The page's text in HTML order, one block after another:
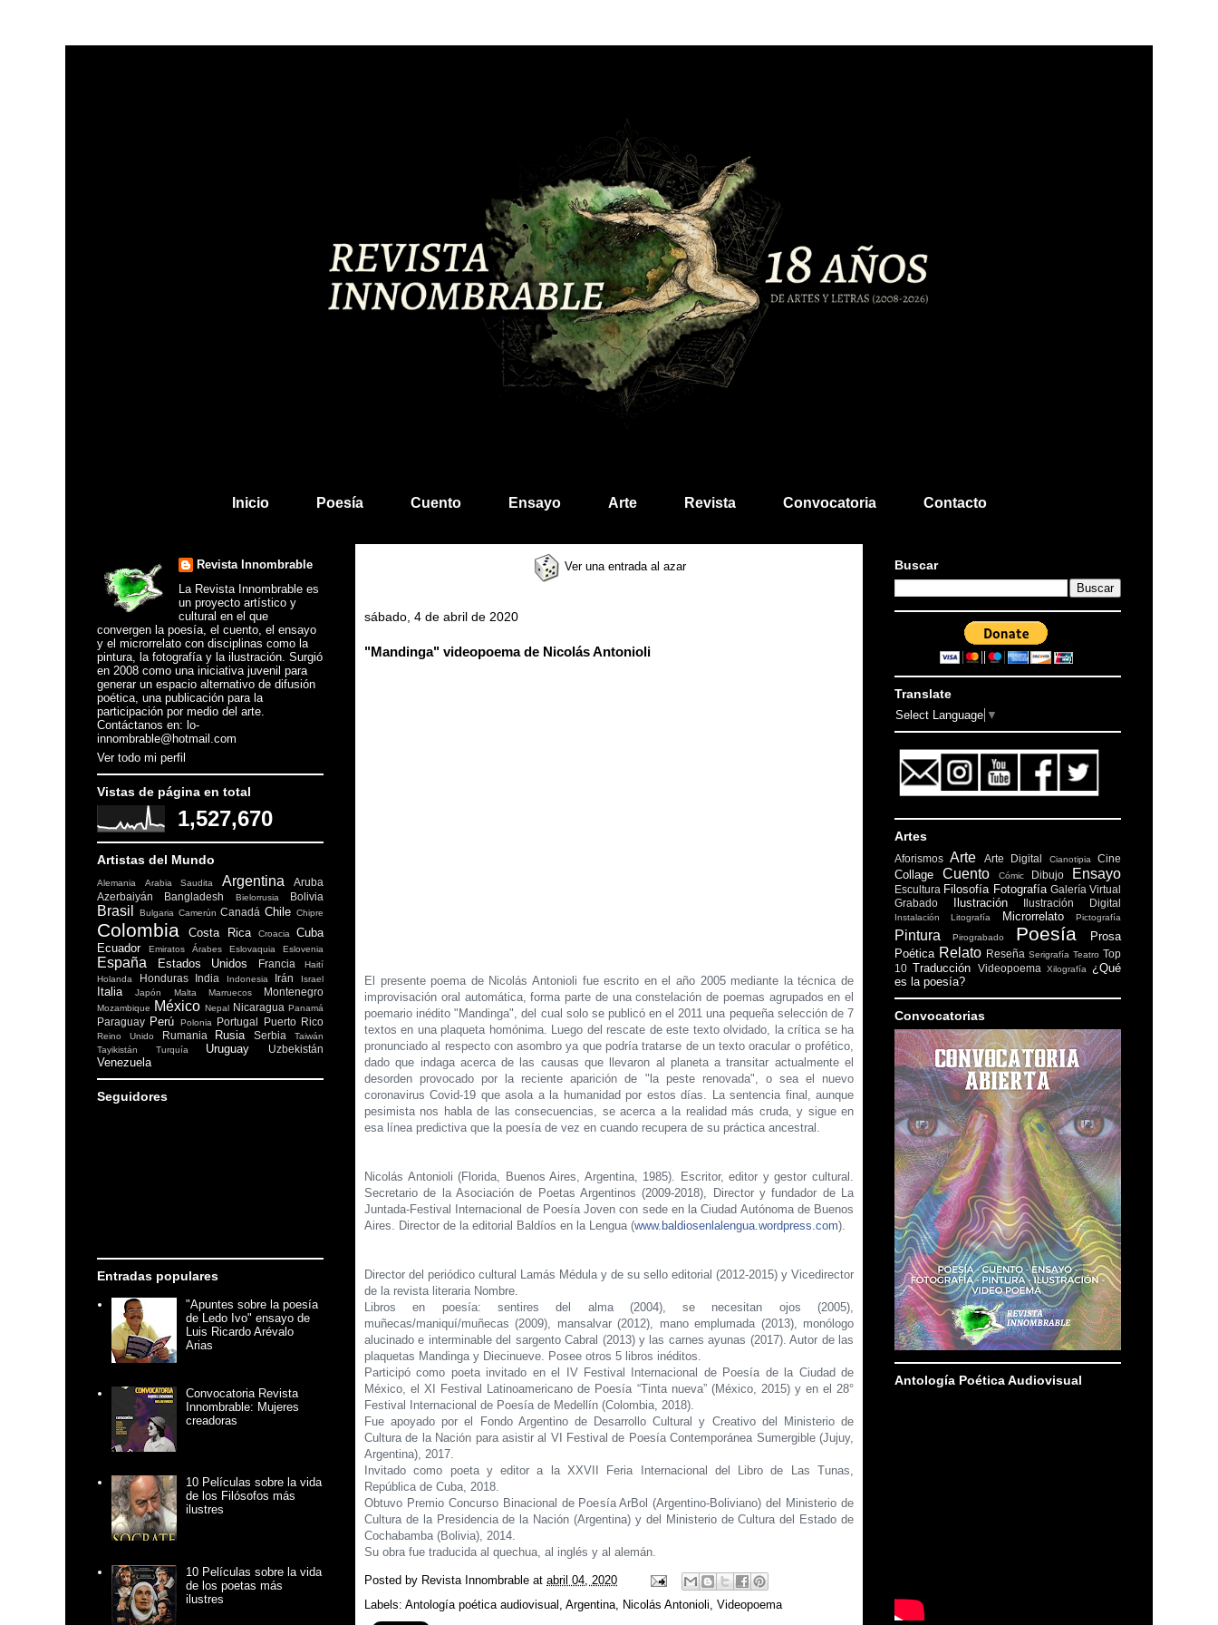
Inicio Poesía Cuento Ensayo Arte Revista Convocatoria Contacto
Ver una entrada al azar
sábado, 4 de abril de 2020
"Mandinga" videopoema de Nicolás Antonioli
El presente poema de Nicolás Antonioli fue escrito en el año 2005 mediante la técnica de
improvisación oral automática, forma parte de una constelación de poemas agrupados en el
poemario inédito "Mandinga", del cual solo se publicó en el 2011 una pequeña selección de 7
textos en una plaqueta homónima. Luego del rescate de este texto olvidado, la crítica se ha
pronunciado al respecto con asombro ya que podría tratarse de un texto oracular o profético,
dado que indaga acerca de las causas que llevaron al planeta a transitar actualmente el
desorden provocado por la reciente aparición de "la peste renovada", o sea el nuevo
coronavirus Covid-19 que asola a la humanidad por estos días. La sentencia final, aunque
pesimista nos habla de las consecuencias, se acerca a la realidad más cruda, y sigue en
esa línea predictiva que la poesía de vez en cuando recupera de su práctica ancestral.
Nicolás Antonioli (Florida, Buenos Aires, Argentina, 1985). Escritor, editor y gestor cultural.
Secretario de la Asociación de Poetas Argentinos (2009-2018), Director y fundador de La
Juntada-Festival Internacional de Poesía Joven con sede en la Ciudad Autónoma de Buenos
Aires. Director de la editorial Baldíos en la Lengua (www.baldiosenlalengua.wordpress.com).
Director del periódico cultural Lamás Médula y de su sello editorial (2012-2015) y Vicedirector
de la revista literaria Nombre.
Libros en poesía: sentires del alma (2004), se necesitan ojos (2005),
muñecas/maniquí/muñecas (2009), mansalvar (2012), mano emplumada (2013), monólogo
alucinado e interminable del sargento Cabral (2013) y las carnes ayunas (2017). Autor de las
plaquetas Mandinga y Diecinueve. Posee otros 5 libros inéditos.
Participó como poeta invitado en el IV Festival Internacional de Poesía de la Ciudad de
México, el XI Festival Latinoamericano de Poesía “Tinta nueva” (México, 2015) y en el 28°
Festival Internacional de Poesía de Medellín (Colombia, 2018).
Fue apoyado por el Fondo Argentino de Desarrollo Cultural y Creativo del Ministerio de
Cultura de la Nación para asistir al VI Festival de Poesía Contemporánea Sumergible (Jujuy,
Argentina), 2017.
Invitado como poeta y editor a la XXVII Feria Internacional del Libro de Las Tunas,
República de Cuba, 2018.
Obtuvo Premio Concurso Binacional de Poesía ArBol (Argentino-Boliviano) del Ministerio de
Cultura de la Presidencia de la Nación (Argentina) y del Ministerio de Cultura del Estado de
Cochabamba (Bolivia), 2014.
Su obra fue traducida al quechua, al inglés y al alemán.
Posted by Revista Innombrable at abril 04, 2020
Labels: Antología poética audiovisual , Argentina, Nicolás Antonioli, Videopoema
Revista Innombrable
La Revista Innombrable es
un proyecto artístico y
cultural en el que
convergen la poesía, el cuento, el ensayo
y el microrrelato con disciplinas como la
pintura, la fotografía y la ilustración. Surgió
en 2008 como una iniciativa juvenil para
generar un espacio alternativo de difusión
poética, una publicación para la
participación por medio del arte.
Contáctanos en: lo-
innombrable@hotmail.com
Ver todo mi perfil
Vistas de página en total
1,527,670
Artistas del Mundo
Alemania Arabia Saudita Argentina
Aruba
Azerbaiyán
Bangladesh Bielorrusia Bolivia
Brasil Bulgaria Camerún Canadá Chile Chipre
Colombia Costa Rica Croacia
Cuba
Ecuador
Emiratos Árabes Eslovaquia Eslovenia
España Estados Unidos Francia
Haití
Holanda
Honduras India Indonesia Irán Israel
Italia Japón Malta Marruecos Montenegro
Mozambique México Nepal Nicaragua Panamá
Paraguay Perú Polonia Portugal Puerto Rico
Reino Unido Rumania Rusia Serbia
Taiwán
Tayikistán
Turquía Uruguay Uzbekistán
Venezuela
Seguidores
Entradas populares
"Apuntes sobre la poesía
de Ledo Ivo" ensayo de
Luis Ricardo Arévalo
Arias
Convocatoria Revista
Innombrable: Mujeres
creadoras
10 Películas sobre la vida
de los Filósofos más
ilustres
10 Películas sobre la vida
de los poetas más
ilustres
Buscar
Translate
Select Language ▼
Artes
Aforismos Arte Arte Digital Cianotipia Cine
Collage Cuento Cómic Dibujo Ensayo
Escultura Filosofía Fotografía Galería Virtual
Grabado
Ilustración Ilustración Digital
Instalación Litografía Microrrelato Pictografía
Pintura Pirograbado Poesía
Prosa
Poética Relato Reseña Serigrafía Teatro Top
10 Traducción Videopoema Xilografía
¿Qué
es la poesía?
Convocatorias
Antología Poética Audiovisual